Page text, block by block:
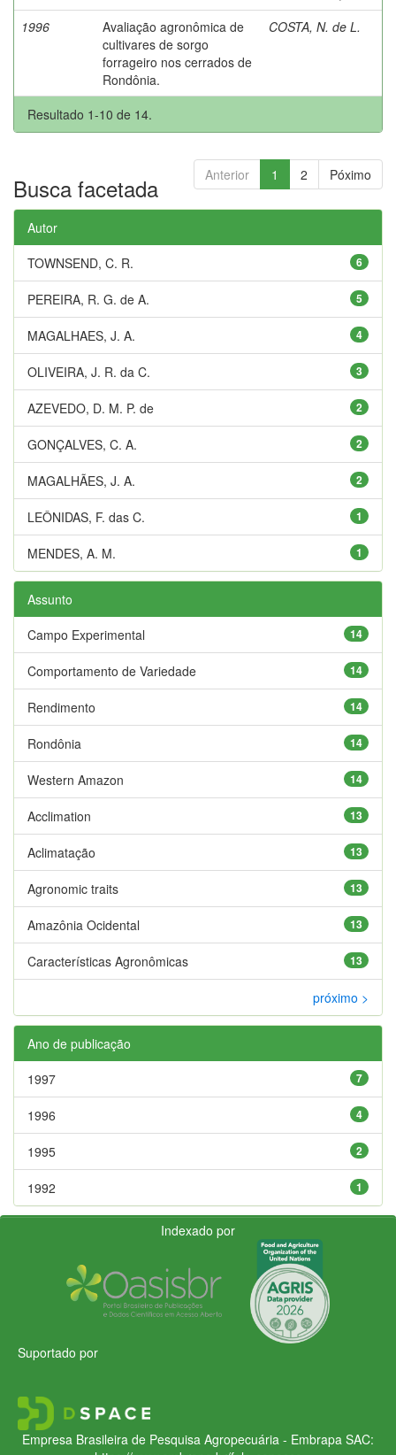
1996
Avaliação agronômica de
cultivares de sorgo
forrageiro nos cerrados de
Rondônia.
COSTA, N. de L.
Resultado 1-10 de 14.
Anterior 1 2 Póximo
Busca facetada
Autor
6
TOWNSEND, C. R.
5
PEREIRA, R. G. de A.
4
MAGALHAES, J. A.
3
OLIVEIRA, J. R. da C.
2
AZEVEDO, D. M. P. de
2
GONÇALVES, C. A.
2
MAGALHÃES, J. A.
1
LEÔNIDAS, F. das C.
1
MENDES, A. M.
Assunto
14
Campo Experimental
14
Comportamento de Variedade
14
Rendimento
14
Rondônia
14
Western Amazon
13
Acclimation
13
Aclimatação
13
Agronomic traits
13
Amazônia Ocidental
13
Características Agronômicas
próximo >
Ano de publicação
7
1997
4
1996
2
1995
1
1992
Indexado por
Suportado por
Empresa Brasileira de Pesquisa Agropecuária - Embrapa SAC: